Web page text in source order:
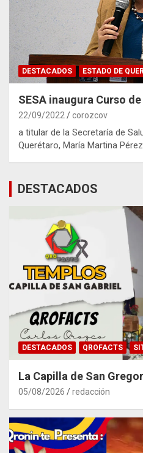
DESTACADOS ESTADO DE
SESA inaugura Curso
22/09/2022 corozcov
a titular de la Secretaría de
Querétaro, María Martina
DESTACADOS
DESTACADOS QROFACTS
La Capilla de San
05/08/2026 redacción